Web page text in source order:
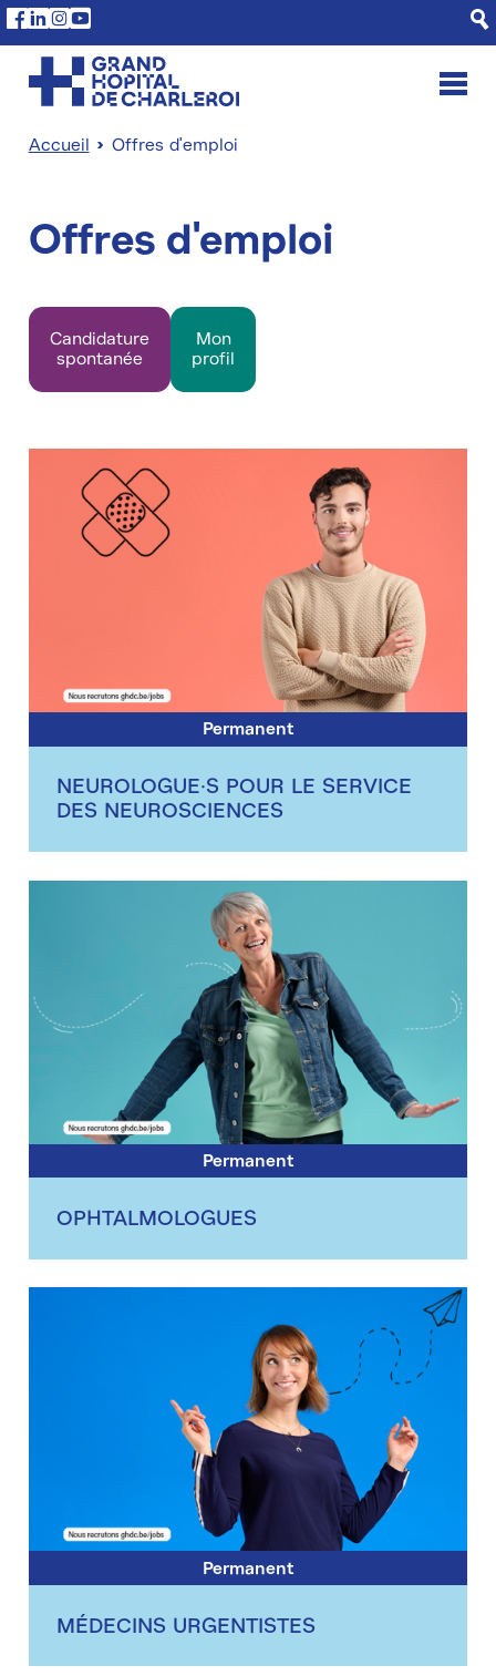
Aller
au
contenu
principal
Facebook
Linkedin
Instagram
Youtube
d'Ariane
Accueil Offres d'emploi
Offres d'emploi
Candidature
spontanée
Mon
profil
Permanent
NEUROLOGUE·S POUR LE SERVICE
DES NEUROSCIENCES
Permanent
OPHTALMOLOGUES
Permanent
MÉDECINS URGENTISTES
Panneau de gestion des cookies